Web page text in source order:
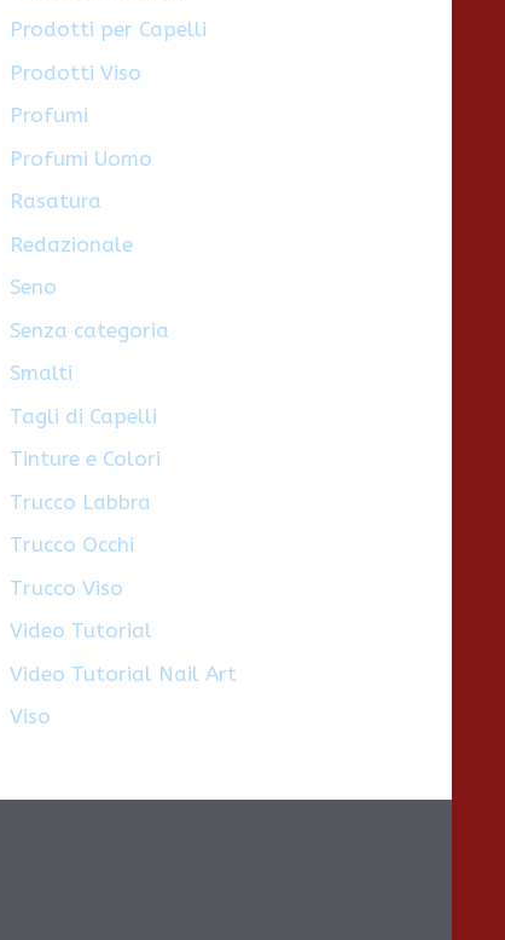
Prodotti per Capelli
Prodotti Viso
Profumi
Profumi Uomo
Rasatura
Redazionale
Seno
Senza categoria
Smalti
Tagli di Capelli
Tinture e Colori
Trucco Labbra
Trucco Occhi
Trucco Viso
Video Tutorial
Video Tutorial Nail Art
Viso